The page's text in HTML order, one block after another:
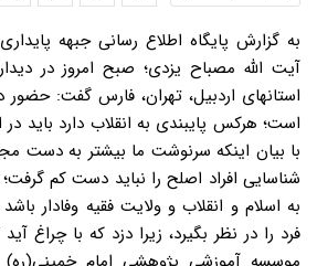
به گزارش پایگاه اطلاع رسانی جبهه
آیت الله مصباح یزدی؛ صبح امروز در
استانهای اردبیل، تهران، فارس گفت: حضور
است؛ هرکس پایبندی به انقلاب دارد باید
با بیان اینکه سرنوشت ما بیشتر به دست
شناسایی افراد اصلح را نباید دست کم
به اسلام و انقلاب و ولایت فقیه وفادار
فرد را در نظر بگیرد، زیرا دزد که با چراغ